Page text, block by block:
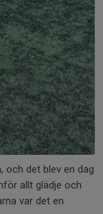
och det blev en dag
allt glädje och
var det en